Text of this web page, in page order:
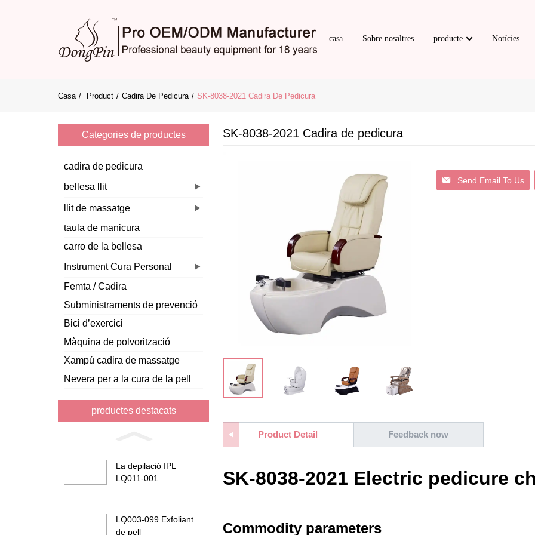
casa Sobre nosaltres producte Notícies
Casa Product Cadira De Pedicura SK-8038-2021 Cadira De Pedicura
Categories de productes
cadira de pedicura
bellesa llit
llit de massatge
taula de manicura
carro de la bellesa
Instrument Cura Personal
Femta / Cadira
Subministraments de prevenció
Bici d’exercici
Màquina de polvorització
Xampú cadira de massatge
Nevera per a la cura de la pell
productes destacats
La depilació IPL
LQ011-001
LQ003-099 Exfoliant
de pell
SK-8038-2021 Cadira de pedicura
Send Email To Us
Product Detail Feedback now
SK-8038-2021 Electric pedicure
Commodity parameters